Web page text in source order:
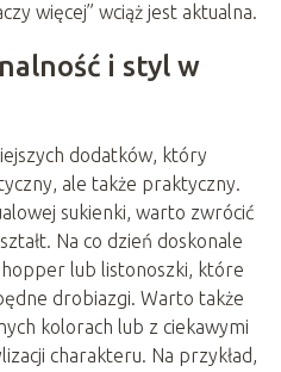
więcej” wciąż jest aktualna.
i styl w
dodatków, który
ale także praktyczny.
sukienki, warto zwrócić
Na co dzień doskonale
lub listonoszki, które
drobiazgi. Warto także
kolorach lub z ciekawymi
charakteru. Na przykład,